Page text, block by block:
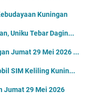
Kuningan
Uniku Tebar Dagin...
Jumat 29 Mei 2026 ...
SIM Keliling Kunin...
Jumat 29 Mei 2026